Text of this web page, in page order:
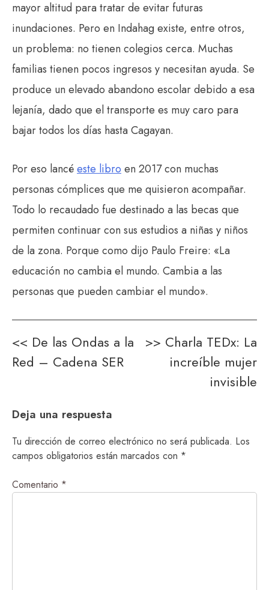
mayor altitud para tratar de evitar futuras
inundaciones. Pero en Indahag existe, entre otros,
un problema: no tienen colegios cerca. Muchas
familias tienen pocos ingresos y necesitan ayuda. Se
produce un elevado abandono escolar debido a esa
lejanía, dado que el transporte es muy caro para
bajar todos los días hasta Cagayan.
Por eso lancéeste libro en 2017 con muchas
personas cómplices que me quisieron acompañar.
Todo lo recaudado fue destinado a las becas que
permiten continuar con sus estudios a niñas y niños
de la zona. Porque como dijo Paulo Freire: «La
educación no cambia el mundo. Cambia a las
personas que pueden cambiar el mundo».
Navegación
de
<< De las Ondas a la
Red – Cadena SER
>> Charla TEDx: La
increíble mujer
invisible
Deja una respuesta
Tu dirección de correo electrónico no será publicada. Los
campos obligatorios están marcados con *
Comentario *